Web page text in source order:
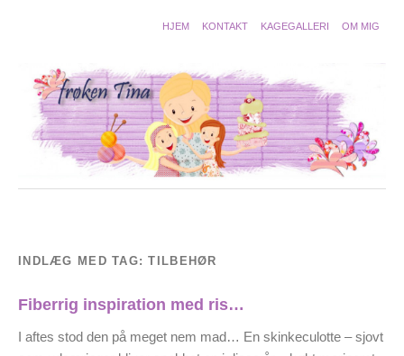
HJEM KONTAKT KAGEGALLERI OM MIG
INDLÆG MED TAG:TILBEHØR
Fiberrig inspiration med ris…
I aftes stod den på meget nem mad… En skinkeculotte – sjovt